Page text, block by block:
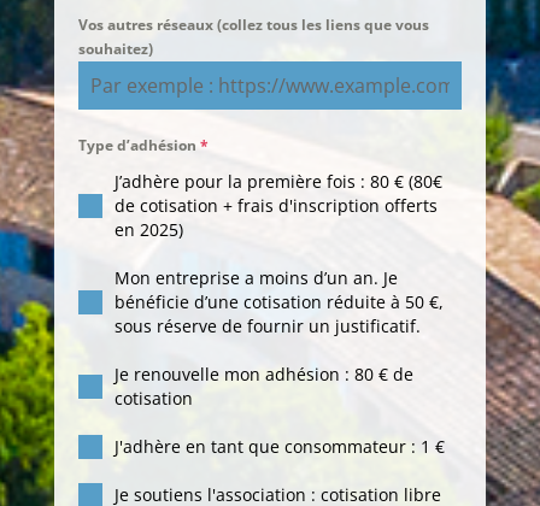
Vos autres réseaux (collez tous les liens que vous
souhaitez)
Type d’adhésion *
J’adhère pour la première fois : 80 € (80€
de cotisation + frais d'inscription offerts
en 2025)
Mon entreprise a moins d’un an. Je
bénéficie d’une cotisation réduite à 50 €,
sous réserve de fournir un justificatif.
Je renouvelle mon adhésion : 80 € de
cotisation
J'adhère en tant que consommateur : 1 €
Je soutiens l'association : cotisation libre